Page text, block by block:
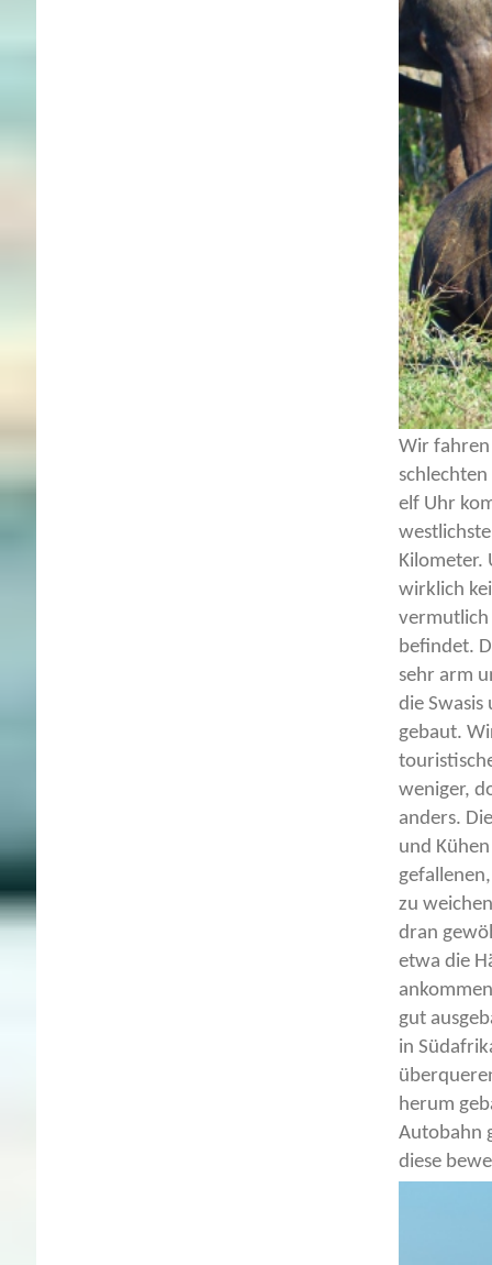
Wir fahren
elf Uhr
Kilometer.
wirklich
vermutlich
befindet.
sehr arm
die
gebaut.
weniger,
anders.
und
zu
dran
etwa die
gut
in
herum
Autobahn
diese